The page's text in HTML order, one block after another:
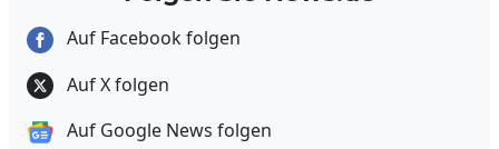
Auf Facebook folgen
Auf X folgen
Auf Google News folgen